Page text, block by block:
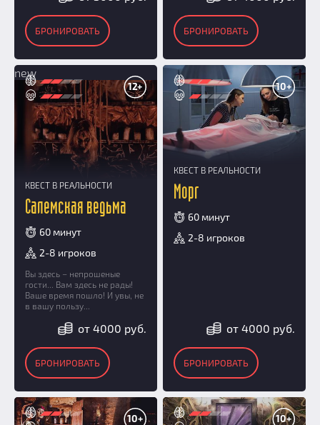
БРОНИРОВАТЬ БРОНИРОВАТЬ
12+
new
КВЕСТ В РЕАЛЬНОСТИ
Салемская ведьма
60 минут
2-8 игроков
Вы здесь – непрошеные
гости... Вам здесь не рады!
Ваше время пошло! И увы, не
в вашу пользу...
от 4000 руб.
БРОНИРОВАТЬ
10+
КВЕСТ В РЕАЛЬНОСТИ
Морг
60 минут
2-8 игроков
от 4000 руб.
БРОНИРОВАТЬ
10+ 10+